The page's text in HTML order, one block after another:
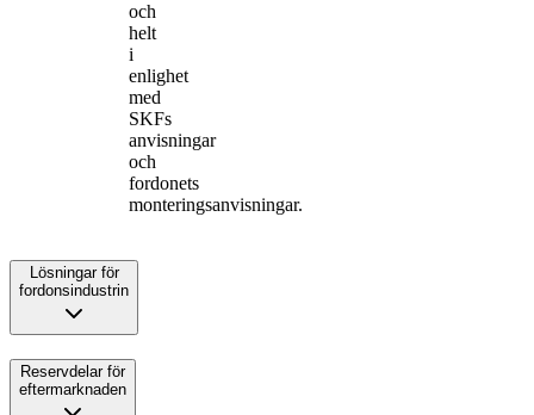
och
helt
i
enlighet
med
SKFs
anvisningar
och
fordonets
monteringsanvisningar.
Lösningar för
fordonsindustrin
Reservdelar för
eftermarknaden